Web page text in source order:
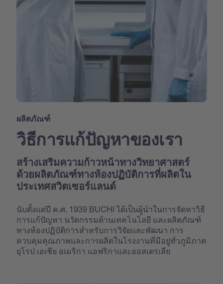
ผลิตภัณฑ์
วิธีการแก้ปัญหาของเรา
สร้างเสริมความก้าวหน้าทางวิทยาศาสตร์
ด้วยผลิตภัณฑ์ทางห้องปฏิบัติการที่ผลิตใน
ประเทศสวิตเซอร์แลนด์
นับตั้งแต่ปี ค.ศ. 1939 BUCHI ได้เป็นผู้นำในการจัดหาวิธี
การแก้ปัญหา นวัตกรรมด้านเทคโนโลยี และผลิตภัณฑ์
ทางห้องปฏิบัติการสำหรับการวิจัยและพัฒนา การ
ควบคุมคุณภาพและการผลิตในโรงงานที่มีอยู่ทั่วภูมิภาค
ยุโรป เอเชีย อเมริกา แอฟริกาและออสเตรเลีย